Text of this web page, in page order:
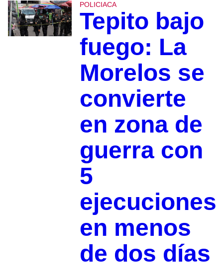
POLICIACA
Tepito bajo
fuego: La
Morelos se
convierte
en zona de
guerra con
5
ejecuciones
en menos
de dos días